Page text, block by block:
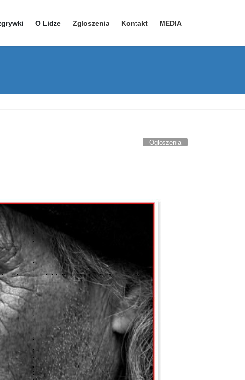
O Lidze Zgłoszenia Kontakt MEDIA
YouTube – kanał 1
Ogłoszenia